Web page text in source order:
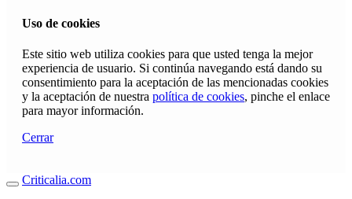
Uso de cookies
Este sitio web utiliza cookies para que usted tenga la mejor
experiencia de usuario. Si continúa navegando está dando su
consentimiento para la aceptación de las mencionadas cookies
y la aceptación de nuestra política de cookies, pinche el enlace
para mayor información.
Cerrar
Criticalia.com